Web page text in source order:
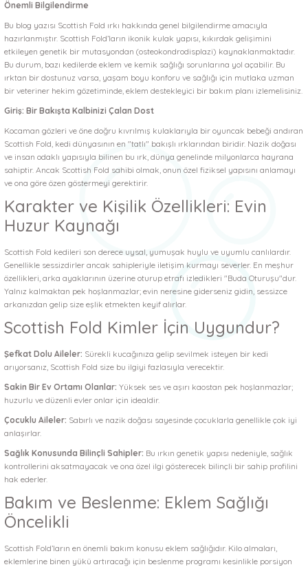
Aksesuarları
Önemli Bilgilendirme
Bu blog yazısı Scottish Fold ırkı hakkında genel bilgilendirme amacıyla
hazırlanmıştır. Scottish Fold’ların ikonik kulak yapısı, kıkırdak gelişimini
etkileyen genetik bir mutasyondan (osteokondrodisplazi) kaynaklanmaktadır.
Bu durum, bazı kedilerde eklem ve kemik sağlığı sorunlarına yol açabilir. Bu
ırktan bir dostunuz varsa, yaşam boyu konforu ve sağlığı için mutlaka uzman
bir veteriner hekim gözetiminde, eklem destekleyici bir bakım planı izlemelisiniz.
Giriş: Bir Bakışta Kalbinizi Çalan Dost
Kocaman gözleri ve öne doğru kıvrılmış kulaklarıyla bir oyuncak bebeği andıran
Scottish Fold, kedi dünyasının en "tatlı" bakışlı ırklarından biridir. Nazik doğası
ve insan odaklı yapısıyla bilinen bu ırk, dünya genelinde milyonlarca hayrana
sahiptir. Ancak Scottish Fold sahibi olmak, onun özel fiziksel yapısını anlamayı
ve ona göre özen göstermeyi gerektirir.
Karakter ve Kişilik Özellikleri: Evin
Huzur Kaynağı
Scottish Fold kedileri son derece uysal, yumuşak huylu ve uyumlu canlılardır.
Genellikle sessizdirler ancak sahipleriyle iletişim kurmayı severler. En meşhur
özellikleri, arka ayaklarının üzerine oturup etrafı izledikleri "Buda Oturuşu"dur.
Yalnız kalmaktan pek hoşlanmazlar; evin neresine giderseniz gidin, sessizce
arkanızdan gelip size eşlik etmekten keyif alırlar.
Scottish Fold Kimler İçin Uygundur?
Şefkat Dolu Aileler: Sürekli kucağınıza gelip sevilmek isteyen bir kedi
arıyorsanız, Scottish Fold size bu ilgiyi fazlasıyla verecektir.
Sakin Bir Ev Ortamı Olanlar: Yüksek ses ve aşırı kaostan pek hoşlanmazlar;
huzurlu ve düzenli evler onlar için idealdir.
Çocuklu Aileler: Sabırlı ve nazik doğası sayesinde çocuklarla genellikle çok iyi
anlaşırlar.
Sağlık Konusunda Bilinçli Sahipler: Bu ırkın genetik yapısı nedeniyle, sağlık
kontrollerini aksatmayacak ve ona özel ilgi gösterecek bilinçli bir sahip profilini
hak ederler.
Bakım ve Beslenme: Eklem Sağlığı
Öncelikli
Scottish Fold’ların en önemli bakım konusu eklem sağlığıdır. Kilo almaları,
eklemlerine binen yükü artıracağı için beslenme programı kesinlikle porsiyon